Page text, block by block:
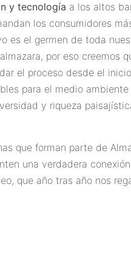
y tecnología a los altos
los consumidores
es el germen de toda
por eso creemos
el proceso desde el
para el medio ambiente
y riqueza
que forman parte de
una verdadera
que año tras año nos